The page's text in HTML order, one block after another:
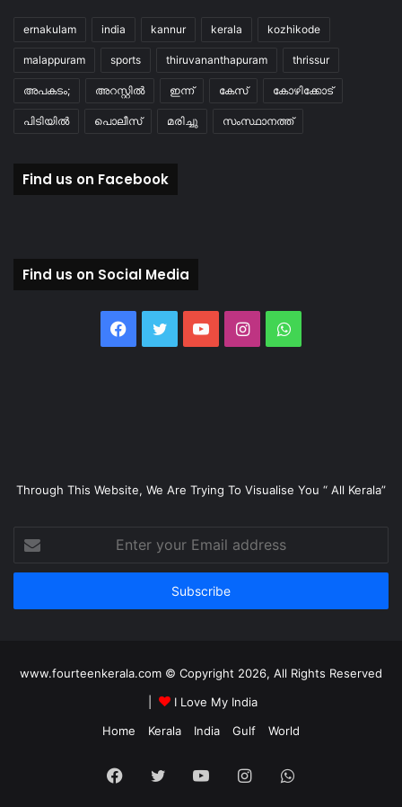
ernakulam india kannur kerala kozhikode
malappuram sports thiruvananthapuram thrissur
അപകടം; അറസ്റ്റിൽ ഇന്ന് കേസ് കോഴിക്കോട്
പിടിയിൽ പൊലീസ് മരിച്ചു സംസ്ഥാനത്ത്
Find us on Facebook
Find us on Social Media
Facebook
TwitterYouTubeInstagramWhatsApp
Through This Website, We Are Trying To Visualise You “ All Kerala”
your
Email
www.fourteenkerala.com © Copyright 2026, All Rights Reserved
I Love My India
Home
Kerala India Gulf World
Facebook
TwitterYouTubeInstagramWhatsApp